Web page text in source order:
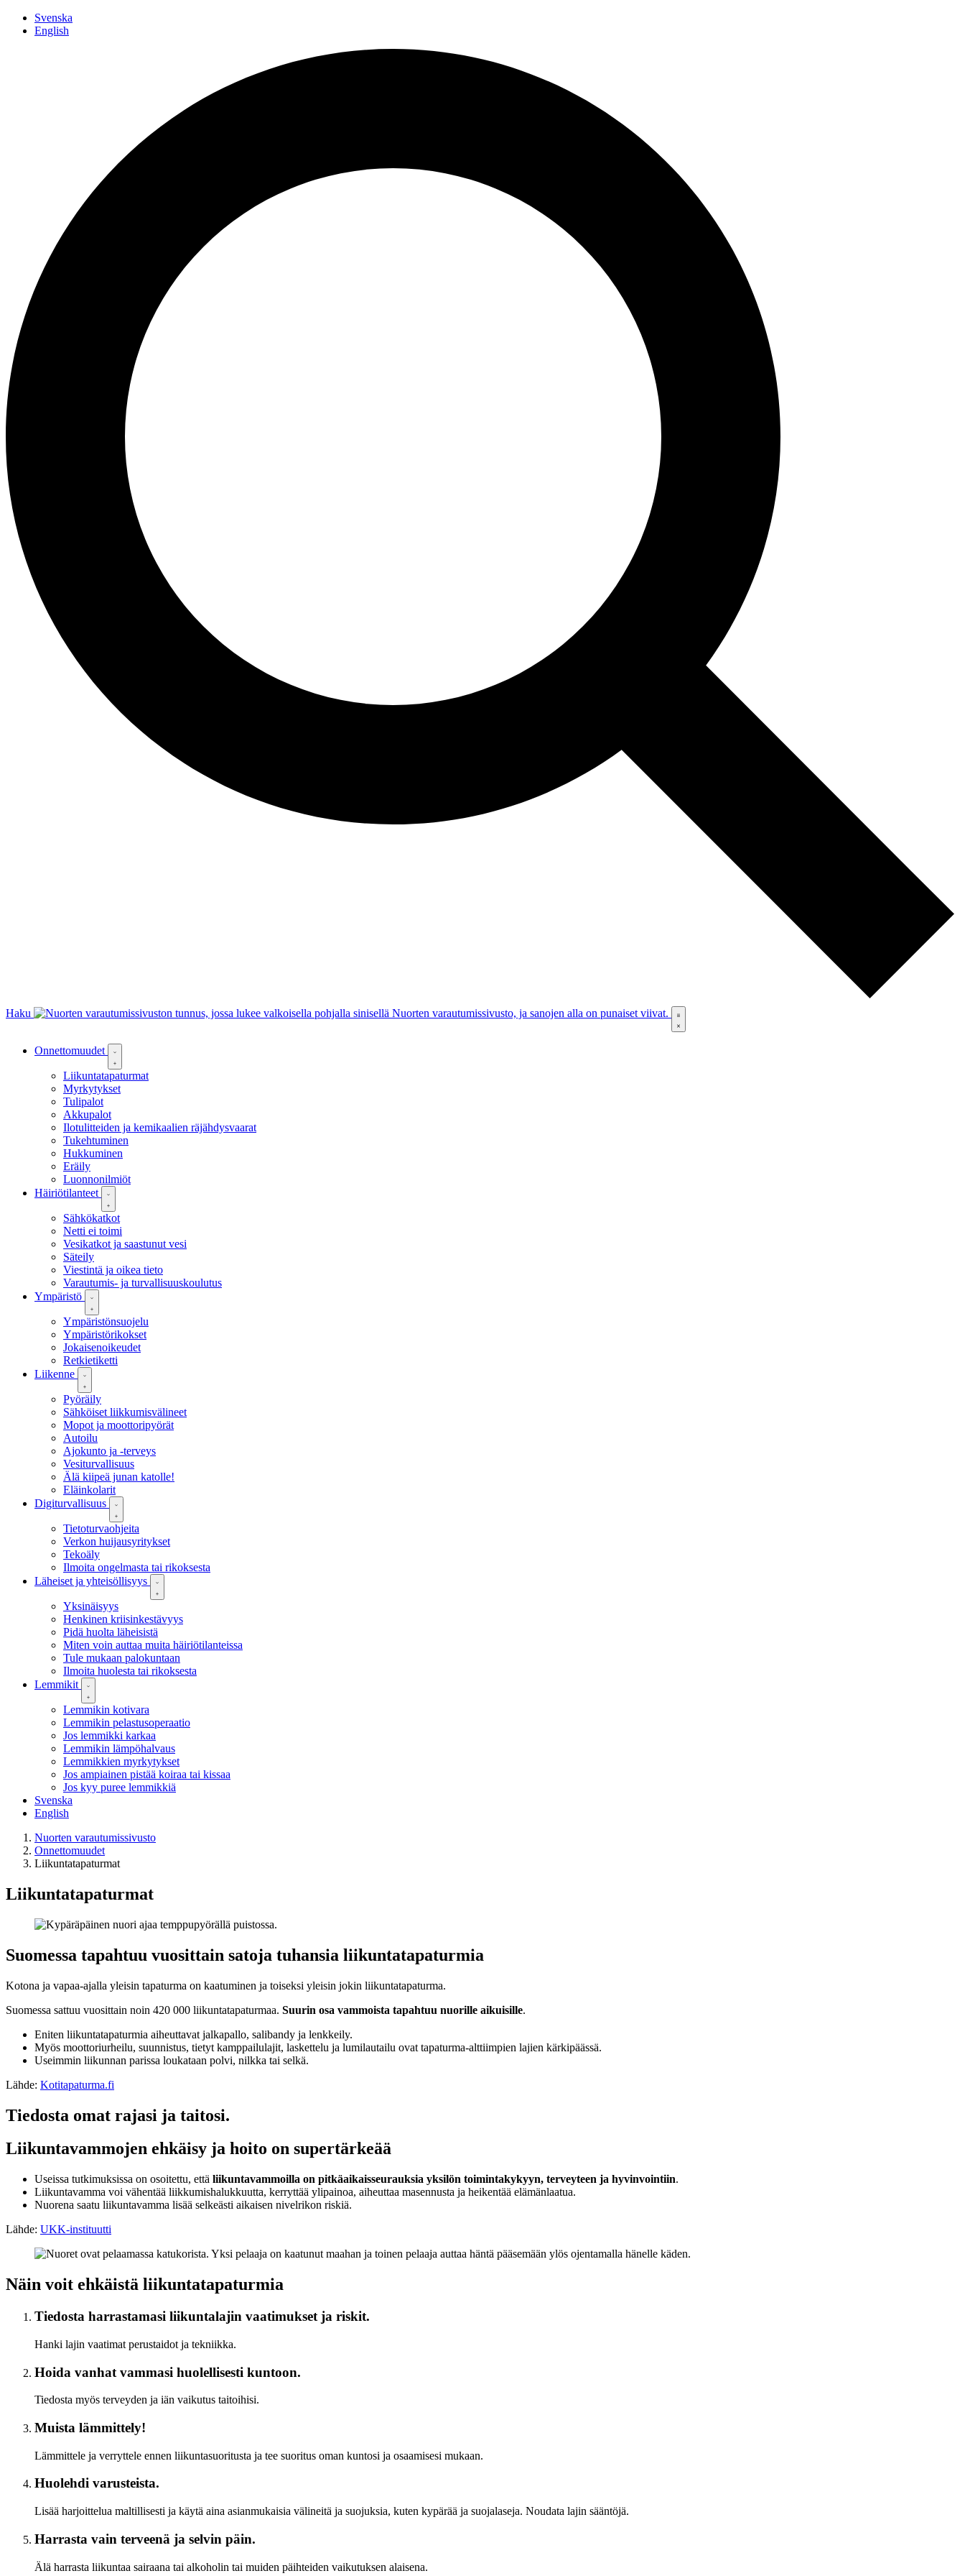
Siirry
sisältöön
Svenska
English
Haku
Onnettomuudet
Liikuntatapaturmat
Myrkytykset
Tulipalot
Akkupalot
Ilotulitteiden ja kemikaalien räjähdysvaarat
Tukehtuminen
Hukkuminen
Eräily
Luonnonilmiöt
Häiriötilanteet
Sähkökatkot
Netti ei toimi
Vesikatkot ja saastunut vesi
Säteily
Viestintä ja oikea tieto
Varautumis- ja turvallisuuskoulutus
Ympäristö
Ympäristönsuojelu
Ympäristörikokset
Jokaisenoikeudet
Retkietiketti
Liikenne
Pyöräily
Sähköiset liikkumisvälineet
Mopot ja moottoripyörät
Autoilu
Ajokunto ja -terveys
Vesiturvallisuus
Älä kiipeä junan katolle!
Eläinkolarit
Digiturvallisuus
Tietoturvaohjeita
Verkon huijausyritykset
Tekoäly
Ilmoita ongelmasta tai rikoksesta
Läheiset ja yhteisöllisyys
Yksinäisyys
Henkinen kriisinkestävyys
Pidä huolta läheisistä
Miten voin auttaa muita häiriötilanteissa
Tule mukaan palokuntaan
Ilmoita huolesta tai rikoksesta
Lemmikit
Lemmikin kotivara
Lemmikin pelastusoperaatio
Jos lemmikki karkaa
Lemmikin lämpöhalvaus
Lemmikkien myrkytykset
Jos ampiainen pistää koiraa tai kissaa
Jos kyy puree lemmikkiä
Svenska
English
Nuorten varautumissivusto
Onnettomuudet
Liikuntatapaturmat
Liikuntatapaturmat
Suomessa tapahtuu vuosittain satoja tuhansia liikuntatapaturmia
Kotona ja vapaa-ajalla yleisin tapaturma on kaatuminen ja toiseksi yleisin jokin liikuntatapaturma.
Suomessa sattuu vuosittain noin 420 000 liikuntatapaturmaa. Suurin osa vammoista tapahtuu nuorille aikuisille.
Eniten liikuntatapaturmia aiheuttavat jalkapallo, salibandy ja lenkkeily.
Myös moottoriurheilu, suunnistus, tietyt kamppailulajit, laskettelu ja lumilautailu ovat tapaturma-alttiimpien lajien kärkipäässä.
Useimmin liikunnan parissa loukataan polvi, nilkka tai selkä.
Lähde: Kotitapaturma.fi
Tiedosta omat rajasi ja taitosi.
Liikuntavammojen ehkäisy ja hoito on supertärkeää
Useissa tutkimuksissa on osoitettu, että liikuntavammoilla on pitkäaikaisseurauksia yksilön toimintakykyyn, terveyteen ja hyvinvointiin.
Liikuntavamma voi vähentää liikkumishalukkuutta, kerryttää ylipainoa, aiheuttaa masennusta ja heikentää elämänlaatua.
Nuorena saatu liikuntavamma lisää selkeästi aikaisen nivelrikon riskiä.
Lähde: UKK-instituutti
Näin voit ehkäistä liikuntatapaturmia
Tiedosta harrastamasi liikuntalajin vaatimukset ja riskit.
Hanki lajin vaatimat perustaidot ja tekniikka.
Hoida vanhat vammasi huolellisesti kuntoon.
Tiedosta myös terveyden ja iän vaikutus taitoihisi.
Muista lämmittely!
Lämmittele ja verryttele ennen liikuntasuoritusta ja tee suoritus oman kuntosi ja osaamisesi mukaan.
Huolehdi varusteista.
Lisää harjoittelua maltillisesti ja käytä aina asianmukaisia välineitä ja suojuksia, kuten kypärää ja suojalaseja. Noudata lajin sääntöjä.
Harrasta vain terveenä ja selvin päin.
Älä harrasta liikuntaa sairaana tai alkoholin tai muiden päihteiden vaikutuksen alaisena.